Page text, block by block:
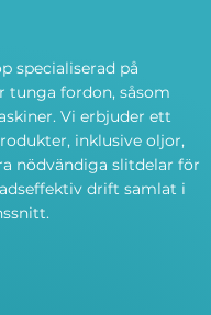
specialiserad på
tunga fordon, såsom
Vi erbjuder ett
inklusive oljor,
nödvändiga slitdelar för
drift samlat i